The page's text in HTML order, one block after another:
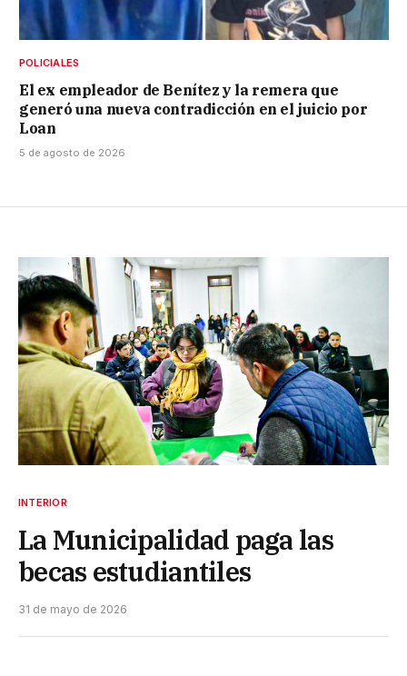
POLICIALES
El ex empleador de Benítez y la remera que
generó una nueva contradicción en el juicio por
Loan
5 de agosto de 2026
INTERIOR
La Municipalidad paga las
becas estudiantiles
31 de mayo de 2026